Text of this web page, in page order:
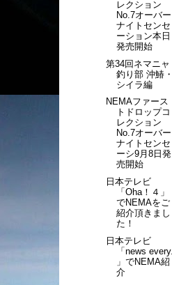
レクション
No.7オーバー
ナイトセンセ
ーション本日
発売開始
第34回ネマニャ
釣り部 沖鰆・
シイラ編
NEMAファース
トドロップコ
レクション
No.7オーバー
ナイトセンセ
ーシ9月8日発
売開始
日本テレビ
「Oha！４」
でNEMAをご
紹介頂きまし
た！
日本テレビ
「news every.
」でNEMA紹
介